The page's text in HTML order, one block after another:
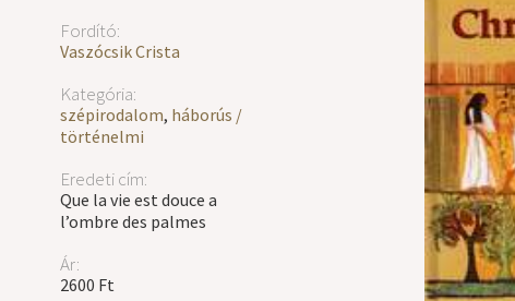
Fordító:
Vaszócsik Crista
Kategória:
szépirodalom, háborús /
történelmi
Eredeti cím:
Que la vie est douce a
l’ombre des palmes
Ár:
2600 Ft